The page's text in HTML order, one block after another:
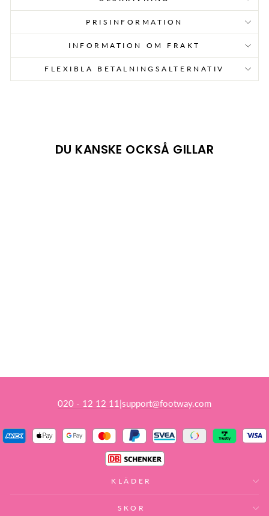
PRISINFORMATION
INFORMATION OM FRAKT
FLEXIBLA BETALNINGSALTERNATIV
DU KANSKE OCKSÅ GILLAR
020 - 12 12 11 |support@footway.com
KLÄDER
SKOR